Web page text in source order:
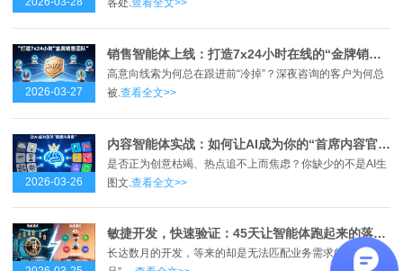
各处.查看全文>>
2026-03-27
销售智能体上线：打造7x24小时在线的“金牌销售团队”
高意向线索为何总在跟进前“冷掉”？深夜咨询的客户为何总
被.查看全文>>
2026-03-26
内容智能体实战：如何让AI成为你的“首席内容官”？
是否正为创意枯竭、热点追不上而焦虑？你缺少的不是AI生
图文. 查看全文>>
敏捷开发，快速验证：45天让智能体跑起来的落地方法论
长达数月的开发，等来的却是无法匹配业务需求的“半成